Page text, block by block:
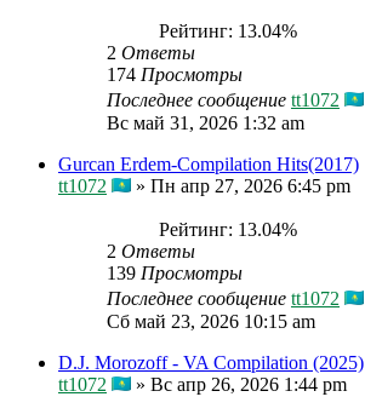
Рейтинг: 13.04%
2 Ответы
174 Просмотры
Последнее сообщение tt1072
Вс май 31, 2026 1:32 am
Gurcan Erdem-Compilation Hits(2017)
tt1072
» Пн апр 27, 2026 6:45 pm
Рейтинг: 13.04%
2 Ответы
139 Просмотры
Последнее сообщение tt1072
Сб май 23, 2026 10:15 am
D.J. Morozoff - VA Compilation (2025)
tt1072
» Вс апр 26, 2026 1:44 pm